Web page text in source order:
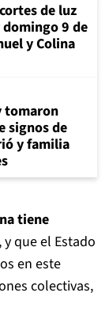
de luz
9 de
y Colina
tomaron
signos de
y familia
tiene
, y que el Estado
en este
colectivas,